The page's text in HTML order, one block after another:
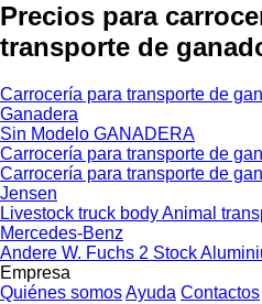
Precios para
transporte de
Carrocería para transporte de
Ganadera
Sin Modelo GANADERA
Carrocería para transporte de
Carrocería para transporte de
Jensen
Livestock truck body Animal
Mercedes-Benz
Andere W. Fuchs 2 Stock
Empresa
Quiénes somosAyuda Contactos